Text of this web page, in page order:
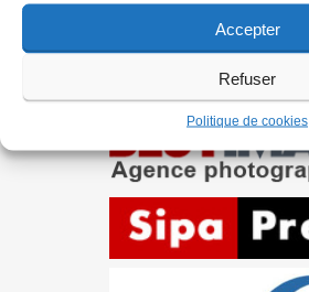
Accepter
Refuser
Politique de cookies